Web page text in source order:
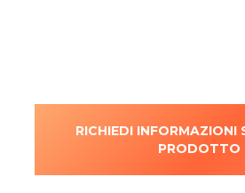
RICHIEDI INFORMAZIONI
PRODOTTO